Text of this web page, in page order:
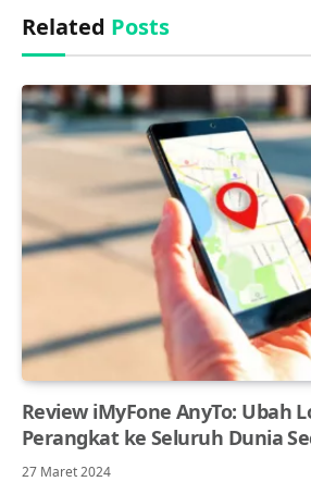
Related Posts
Review iMyFone AnyTo: Ubah
Perangkat ke Seluruh Dunia
27 Maret 2024